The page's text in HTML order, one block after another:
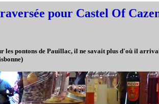
pour Castel Of
les pontons de Pauillac, il ne savait plus d'où il